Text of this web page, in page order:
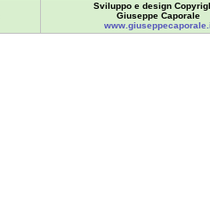
Sviluppo e design
Giuseppe Caporale